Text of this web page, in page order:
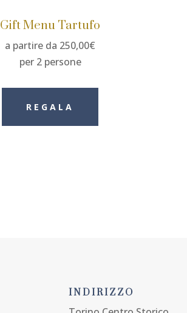
Gift Menu Tartufo
a partire da 250,00€
per 2 persone
REGALA
INDIRIZZO